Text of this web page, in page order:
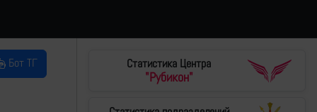
Бот ТГ
Статистика Центра
"Рубикон"